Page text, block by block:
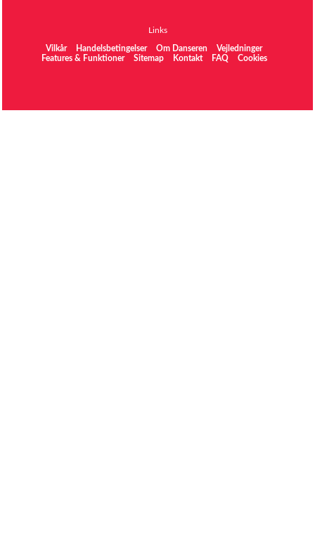
Links
Vilkår Handelsbetingelser Om Danseren
Vejledninger
Features & Funktioner
Sitemap Kontakt FAQ Cookies